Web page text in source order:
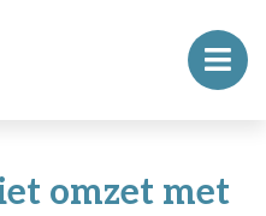
omzet met